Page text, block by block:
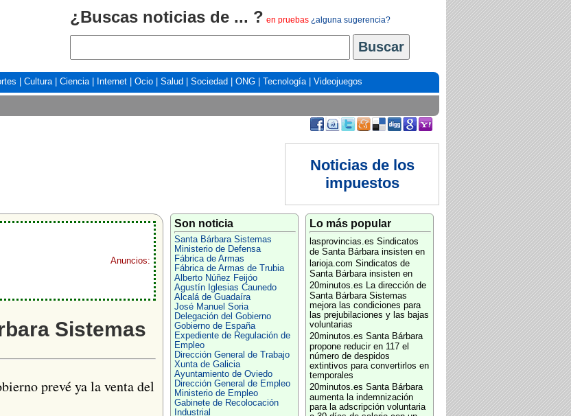
¿Buscas noticias de ... ? en pruebas ¿alguna sugerencia?
Cultura| Ciencia| Internet Ocio Salud Sociedad ONG Tecnología| Videojuegos
Noticias de los
impuestos
Anuncios:
Sistemas
prevé ya la venta del
Son noticia
Santa Bárbara Sistemas
Ministerio de Defensa
Fábrica de Armas
Fábrica de Armas de Trubia
Alberto Núñez Feijóo
Agustín Iglesias Caunedo
Alcalá de Guadaíra
José Manuel Soria
Delegación del Gobierno
Gobierno de España
Expediente de Regulación de
Empleo
Dirección General de Trabajo
Xunta de Galicia
Ayuntamiento de Oviedo
Dirección General de Empleo
Ministerio de Empleo
Gabinete de Recolocación
Industrial
Lo más popular
lasprovincias.es Sindicatos
de Santa Bárbara insisten en
larioja.com Sindicatos de
Santa Bárbara insisten en
20minutos.es La dirección de
Santa Bárbara Sistemas
mejora las condiciones para
las prejubilaciones y las bajas
voluntarias
20minutos.es Santa Bárbara
propone reducir en 117 el
número de despidos
extintivos para convertirlos en
temporales
20minutos.es Santa Bárbara
aumenta la indemnización
para la adscripción voluntaria